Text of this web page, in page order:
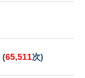
(65,511次)